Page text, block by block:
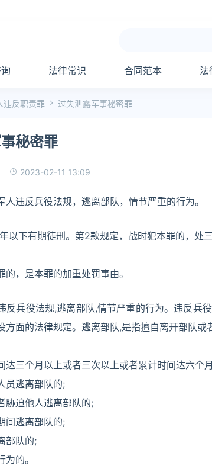
法律常识 合同范本 法
违反职责罪 过失泄露军事秘密罪
秘密罪
2023-02-11 13:09
人违反兵役法规，逃离部队，情节严重的行为。
以下有期徒刑。第2款规定，战时犯本罪的，处
的，是本罪的加重处罚事由。
反兵役法规,逃离部队,情节严重的行为。违反兵
方面的法律规定。逃离部队,是指擅自离开部队
达三个月以上或者三次以上或者累计时间达六个
员逃离部队的;
胁迫他人逃离部队的;
间逃离部队的;
部队的;
的。